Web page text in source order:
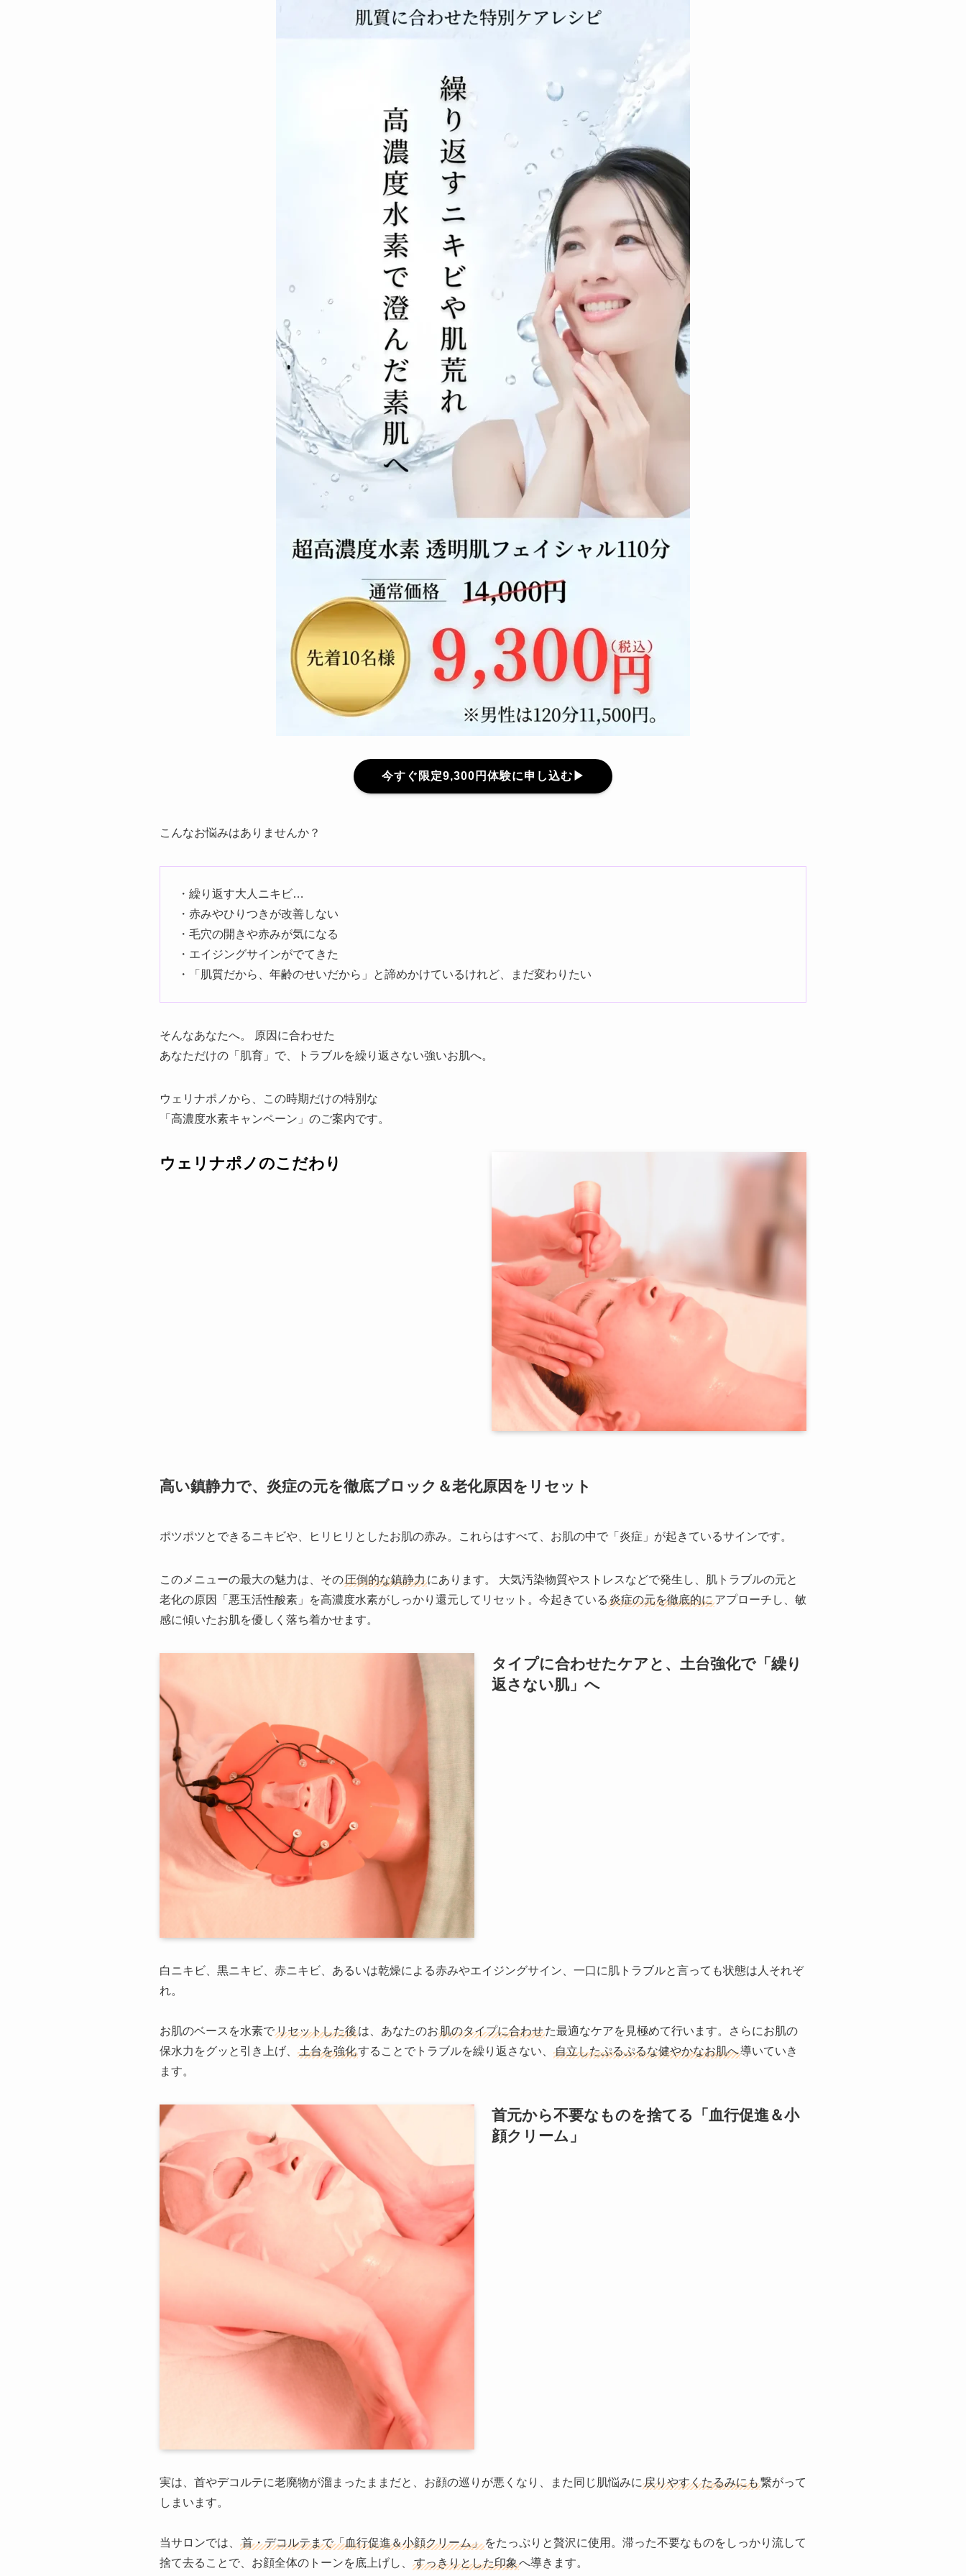
今すぐ限定9,300円体験に申し込む▶
こんなお悩みはありませんか？
・繰り返す大人ニキビ…
・赤みやひりつきが改善しない
・毛穴の開きや赤みが気になる
・エイジングサインがでてきた
・「肌質だから、年齢のせいだから」と諦めかけているけれど、まだ変わりたい
そんなあなたへ。 原因に合わせた
あなただけの「肌育」で、トラブルを繰り返さない強いお肌へ。
ウェリナポノから、この時期だけの特別な
「高濃度水素キャンペーン」のご案内です。
ウェリナポノのこだわり
高い鎮静力で、炎症の元を徹底ブロック＆老化原因をリセット
ポツポツとできるニキビや、ヒリヒリとしたお肌の赤み。これらはすべて、お肌の中で「炎症」が起きているサインです。
このメニューの最大の魅力は、その圧倒的な鎮静力にあります。 大気汚染物質やストレスなどで発生し、肌トラブルの元と
老化の原因「悪玉活性酸素」を高濃度水素がしっかり還元してリセット。今起きている 炎症の元を徹底的にアプローチし、敏
感に傾いたお肌を優しく落ち着かせます。
タイプに合わせたケアと、土台強化で「繰り
返さない肌」へ
白ニキビ、黒ニキビ、赤ニキビ、あるいは乾燥による赤みやエイジングサイン、一口に肌トラブルと言っても状態は人それぞ
れ。
お肌のベースを水素でリセットした後は、あなたのお肌のタイプに合わせた最適なケアを見極めて行います。さらにお肌の
保水力をグッと引き上げ、
土台を強化することでトラブルを繰り返さない、 自立したぷるぷるな健やかなお肌へ導いていき
ます。
首元から不要なものを捨てる「血行促進＆小
顔クリーム」
実は、首やデコルテに老廃物が溜まったままだと、お顔の巡りが悪くなり、また同じ肌悩みに 戻りやすくたるみにも繋がって
しまいます。
当サロンでは、 首・デコルテまで「血行促進＆小顔クリーム」 をたっぷりと贅沢に使用。滞った不要なものをしっかり流して
捨て去ることで、お顔全体のトーンを底上げし、
すっきりとした印象へ導きます。